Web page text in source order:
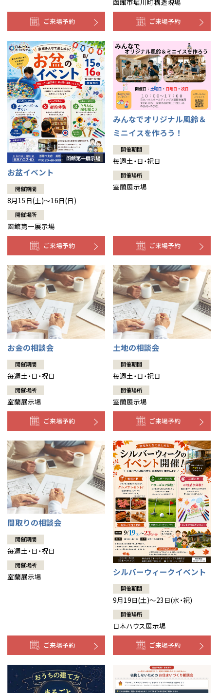
ご来場予約
函館市堀川町構造現場
ご来場予約
お盆イベント
開催期間
8月15日(土)～16日(日)
開催場所
函館第一展示場
ご来場予約
みんなでオリジナル風鈴＆
ミニイスを作ろう！
開催期間
毎週土・日・祝日
開催場所
室蘭展示場
ご来場予約
お金の相談会
開催期間
毎週土・日・祝日
開催場所
室蘭展示場
ご来場予約
土地の相談会
開催期間
毎週土・日・祝日
開催場所
室蘭展示場
ご来場予約
間取りの相談会
開催期間
毎週土・日・祝日
開催場所
室蘭展示場
ご来場予約
シルバーウィークイベント
開催期間
9月19日(土)～23日(水・祝)
開催場所
日本ハウス展示場
ご来場予約